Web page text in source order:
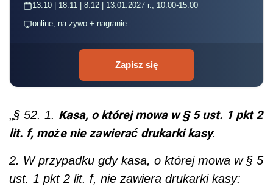
13.10 | 18.11 | 8.12 | 13.01.2027 r., 10:00-15:00
online, na żywo + nagranie
Zapisz się
„§ 52. 1. Kasa, o której mowa w § 5 ust. 1 pkt 2
lit. f, może nie zawierać drukarki kasy.
2. W przypadku gdy kasa, o której mowa w § 5
ust. 1 pkt 2 lit. f, nie zawiera drukarki kasy: